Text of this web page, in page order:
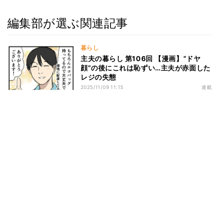
編集部が選ぶ関連記事
暮らし
主夫の暮らし 第106回 【漫画】“ドヤ
顔”の後にこれは恥ずい…主夫が赤面した
レジの失態
2025/11/09 11:15 連載